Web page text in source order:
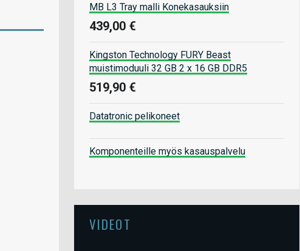
MB L3 Tray malli Konekasauksiin
439,00 €
Kingston Technology FURY Beast
muistimoduuli 32 GB 2 x 16 GB DDR5
519,90 €
Datatronic pelikoneet
Komponenteille myös kasauspalvelu
VIDEOT